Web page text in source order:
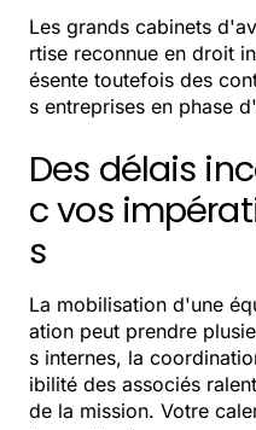
Les grands cabinets
rtise reconnue en droit
ésente toutefois des
s entreprises en phase
Des délais
c vos
s
La mobilisation d'une
ation peut prendre
s internes, la
ibilité des associés
de la mission. Votre